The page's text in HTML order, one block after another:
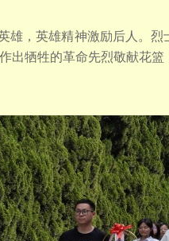
雄，英雄精神激励后人。
出牺牲的革命先烈敬献花